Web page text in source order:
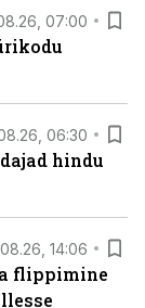
07:00
06:30
hindu
14:06
flippimine